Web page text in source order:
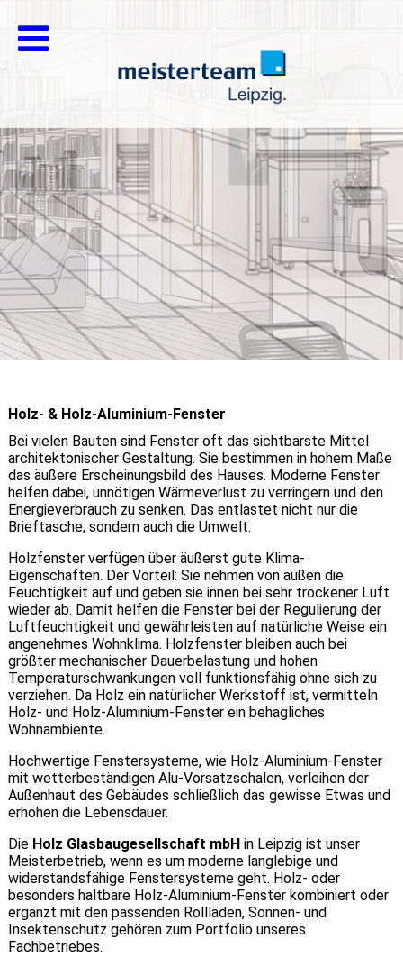
Holz- & Holz-Aluminium-Fenster
Bei vielen Bauten sind Fenster oft das sichtbarste Mittel
architektonischer Gestaltung. Sie bestimmen in hohem Maße
das äußere Erscheinungsbild des Hauses. Moderne Fenster
helfen dabei, unnötigen Wärmeverlust zu verringern und den
Energieverbrauch zu senken. Das entlastet nicht nur die
Brieftasche, sondern auch die Umwelt.
Holzfenster verfügen über äußerst gute Klima-
Eigenschaften. Der Vorteil: Sie nehmen von außen die
Feuchtigkeit auf und geben sie innen bei sehr trockener Luft
wieder ab. Damit helfen die Fenster bei der Regulierung der
Luftfeuchtigkeit und gewährleisten auf natürliche Weise ein
angenehmes Wohnklima. Holzfenster bleiben auch bei
größter mechanischer Dauerbelastung und hohen
Temperaturschwankungen voll funktionsfähig ohne sich zu
verziehen. Da Holz ein natürlicher Werkstoff ist, vermitteln
Holz- und Holz-Aluminium-Fenster ein behagliches
Wohnambiente.
Hochwertige Fenstersysteme, wie Holz-Aluminium-Fenster
mit wetterbeständigen Alu-Vorsatzschalen, verleihen der
Außenhaut des Gebäudes schließlich das gewisse Etwas und
erhöhen die Lebensdauer.
Die Holz Glasbaugesellschaft mbH in Leipzig ist unser
Meisterbetrieb, wenn es um moderne langlebige und
widerstandsfähige Fenstersysteme geht. Holz- oder
besonders haltbare Holz-Aluminium-Fenster kombiniert oder
ergänzt mit den passenden Rollläden, Sonnen- und
Insektenschutz gehören zum Portfolio unseres
Fachbetriebes.